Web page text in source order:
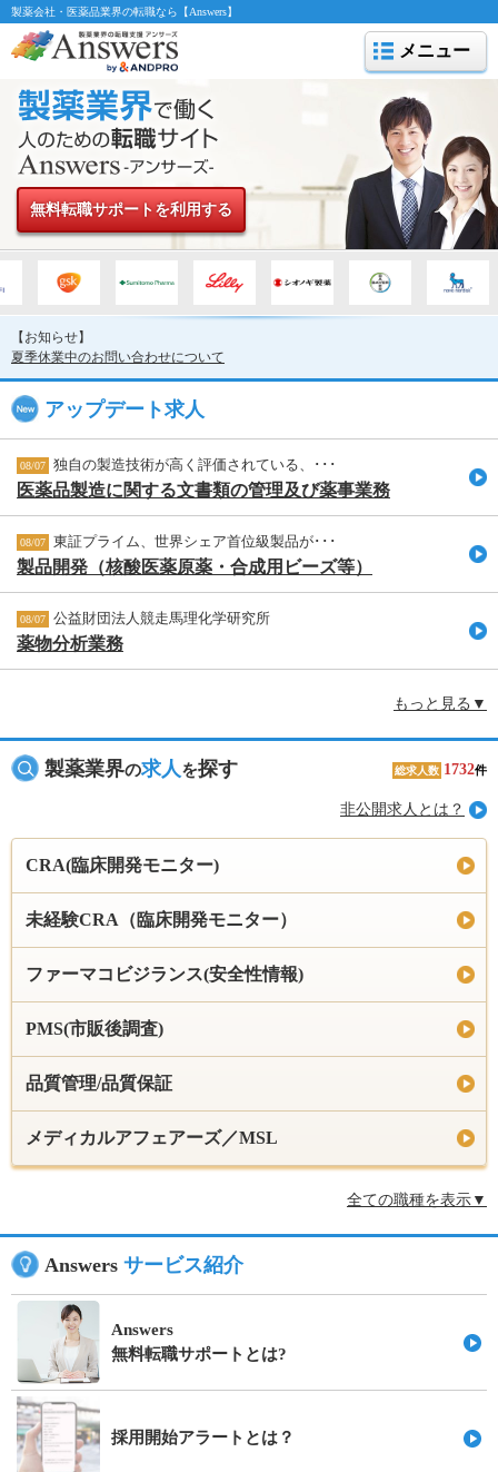
製薬会社・医薬品業界の転職なら【Answers】
メニュー
無料転職サポートを利用する
【お知らせ】
夏季休業中のお問い合わせについて
アップデート求人
08/07 独自の製造技術が高く評価されている、･･･
医薬品製造に関する文書類の管理及び薬事業務
08/07 東証プライム、世界シェア首位級製品が･･･
製品開発（核酸医薬原薬・合成用ビーズ等）
08/07 公益財団法人競走馬理化学研究所
薬物分析業務
もっと見る▼
製薬業界の求人を探す 総求人数 1732件
非公開求人とは？
CRA(臨床開発モニター)
未経験CRA（臨床開発モニター）
ファーマコビジランス(安全性情報)
PMS(市販後調査)
品質管理/品質保証
メディカルアフェアーズ／MSL
全ての職種を表示▼
Answers サービス紹介
Answers
無料転職サポートとは?
採用開始アラートとは？